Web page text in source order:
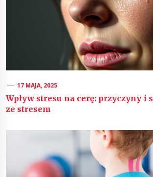
17 MAJA, 2025
Wpływ stresu na cerę: przyczyny i
ze stresem